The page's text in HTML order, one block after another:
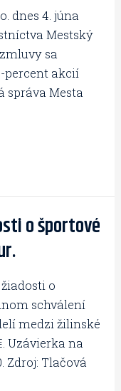
dnes 4. júna
Mestský
sa
percent akcií
správa Mesta
o športové
o
schválení
medzi žilinské
Uzávierka na
Zdroj: Tlačová